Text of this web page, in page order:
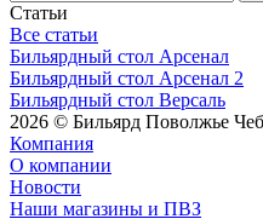
Статьи
Все статьи
Бильярдный стол Арсенал
Бильярдный стол Арсенал 2
Бильярдный стол Версаль
2026 © Бильярд Поволжье
Компания
О компании
Новости
Наши магазины и ПВЗ